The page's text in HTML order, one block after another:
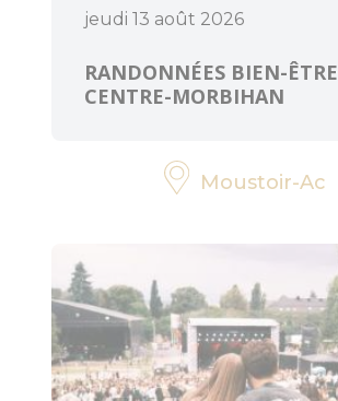
jeudi 13 août 2026
RANDONNÉES BIEN-ÊTRE
CENTRE-MORBIHAN
Moustoir-Ac